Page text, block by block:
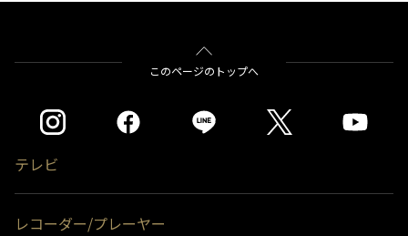
このページのトップへ
テレビ
レコーダー/プレーヤー